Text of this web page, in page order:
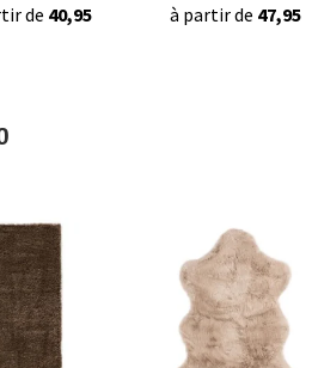
de 40,95 à partir de 47,95